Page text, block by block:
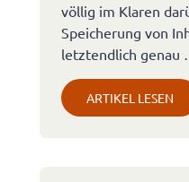
völlig im Klaren
Speicherung von
letztendlich genau
ARTIKEL LESEN